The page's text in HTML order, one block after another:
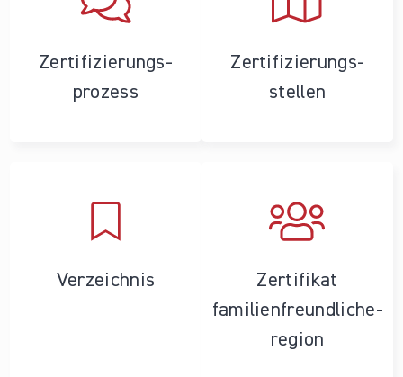
Zertifizierungs­
prozess
Zertifizierungs­
stellen
Verzeichnis
Zertifikat
familienfreundliche­
region